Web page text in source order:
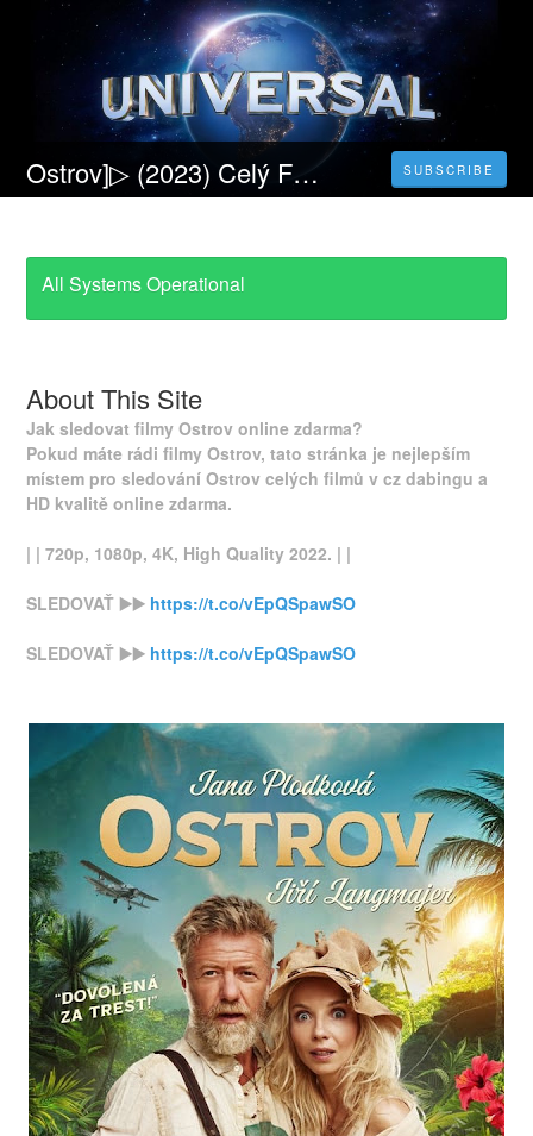
Ostrov]▷ (2023) Celý Film Online CZ a Zdarma dabing i Titulky SUBSCRIBE
All Systems Operational
About This Site
Jak sledovat filmy Ostrov online zdarma?
Pokud máte rádi filmy Ostrov, tato stránka je nejlepším
místem pro sledování Ostrov celých filmů v cz dabingu a
HD kvalitě online zdarma.
| | 720p, 1080p, 4K, High Quality 2022. | |
SLEDOVAŤ ▶️▶️ https://t.co/vEpQSpawSO
SLEDOVAŤ ▶️▶️ https://t.co/vEpQSpawSO